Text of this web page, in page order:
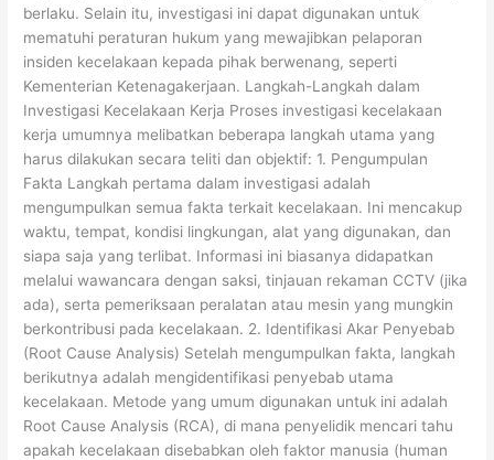
berlaku. Selain itu, investigasi ini dapat digunakan untuk
mematuhi peraturan hukum yang mewajibkan pelaporan
insiden kecelakaan kepada pihak berwenang, seperti
Kementerian Ketenagakerjaan. Langkah-Langkah dalam
Investigasi Kecelakaan Kerja Proses investigasi kecelakaan
kerja umumnya melibatkan beberapa langkah utama yang
harus dilakukan secara teliti dan objektif: 1. Pengumpulan
Fakta Langkah pertama dalam investigasi adalah
mengumpulkan semua fakta terkait kecelakaan. Ini mencakup
waktu, tempat, kondisi lingkungan, alat yang digunakan, dan
siapa saja yang terlibat. Informasi ini biasanya didapatkan
melalui wawancara dengan saksi, tinjauan rekaman CCTV (jika
ada), serta pemeriksaan peralatan atau mesin yang mungkin
berkontribusi pada kecelakaan. 2. Identifikasi Akar Penyebab
(Root Cause Analysis) Setelah mengumpulkan fakta, langkah
berikutnya adalah mengidentifikasi penyebab utama
kecelakaan. Metode yang umum digunakan untuk ini adalah
Root Cause Analysis (RCA), di mana penyelidik mencari tahu
apakah kecelakaan disebabkan oleh faktor manusia (human